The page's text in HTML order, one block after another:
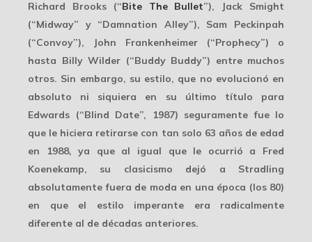
Richard Brooks (“Bite The Bullet”), Jack Smight
(“Midway” y “Damnation Alley”), Sam Peckinpah
(“Convoy”), John Frankenheimer (“Prophecy”) o
hasta Billy Wilder (“Buddy Buddy”) entre muchos
otros. Sin embargo, su estilo, que no evolucionó en
absoluto ni siquiera en su último título para
Edwards (“Blind Date”, 1987) seguramente fue lo
que le hiciera retirarse con tan solo 63 años de edad
en 1988, ya que al igual que le ocurrió a Fred
Koenekamp, su clasicismo dejó a Stradling
absolutamentefuera de moda en una época (los 80)
en que el estilo imperante era radicalmente
diferente al de décadas anteriores.